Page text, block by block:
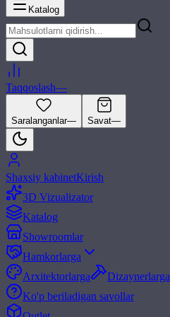
Katalog
Taqqoslash—
Saralanganlar— Savat—
Shaxsiy kabinetKirish
3D Vizualizator
Katalog
Showroomlar
Hamkorlarga
Arxitektorlarga
Dizaynerlarga
Ko'p beriladigan savollar